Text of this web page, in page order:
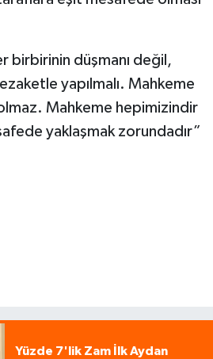
birbirinin düşmanı değil,
yapılmalı. Mahkeme
Mahkeme hepimizindir
yaklaşmak zorundadır”
Yüzde 7'lik Zam İlk Aydan